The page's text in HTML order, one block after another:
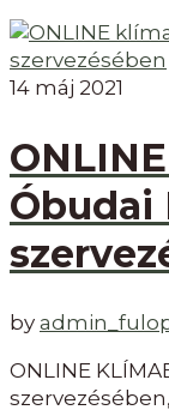
14 máj 2021
Óbudai
by
ONLINE